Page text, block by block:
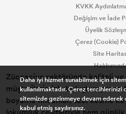
KVKK
Değişim ve İade
Üyelik
Çerez (Cookie)
Site
Züccaciye sektöründe kaliteli
müşterilerimizle buluşturuyoruz.
boyama fincanlar, özel kesme
Daha iyi hizmet sunabilmek için
kullanılmaktadır. Çerez
sitemizde gezinmeye devam ederek
kabul etmiş sayılırsınız.